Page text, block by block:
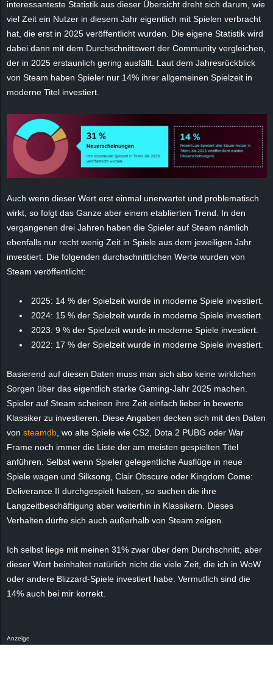
interessanteste Statistik aus dieser Übersicht dreht sich darum, wie
viel Zeit ein Nutzer in diesem Jahr eigentlich mit Spielen verbracht
hat, die erst in 2025 veröffentlicht wurden. Die eigene Statistik wird
dabei dann mit dem Durchschnittswert der Community vergleichen,
der in 2025 erstaunlich gering ausfällt. Laut dem Jahresrückblick
von Steam haben Spieler nur 14% ihrer allgemeinen Spielzeit in
moderne Titel investiert.
Auch wenn dieser Wert erst einmal unerwartet und problematisch
wirkt, so folgt das Ganze aber einem etablierten Trend. In den
vergangenen drei Jahren haben die Spieler auf Steam nämlich
ebenfalls nur recht wenig Zeit in Spiele aus dem jeweiligen Jahr
investiert. Die folgenden durchschnittlichen Werte wurden von
Steam veröffentlicht:
2025: 14 % der Spielzeit wurde in moderne Spiele investiert.
2024: 15 % der Spielzeit wurde in moderne Spiele investiert.
2023: 9 % der Spielzeit wurde in moderne Spiele investiert.
2022: 17 % der Spielzeit wurde in moderne Spiele investiert.
Basierend auf diesen Daten muss man sich also keine wirklichen
Sorgen über das eigentlich starke Gaming-Jahr 2025 machen.
Spieler auf Steam scheinen ihre Zeit einfach lieber in bewerte
Klassiker zu investieren. Diese Angaben decken sich mit den Daten
von steamdb , wo alte Spiele wie CS2, Dota 2 PUBG oder War
Frame noch immer die Liste der am meisten gespielten Titel
anführen. Selbst wenn Spieler gelegentliche Ausflüge in neue
Spiele wagen und Silksong, Clair Obscure oder Kingdom Come:
Deliverance II durchgespielt haben, so suchen die ihre
Langzeitbeschäftigung aber weiterhin in Klassikern. Dieses
Verhalten dürfte sich auch außerhalb von Steam zeigen.
Ich selbst liege mit meinen 31% zwar über dem Durchschnitt, aber
dieser Wert beinhaltet natürlich nicht die viele Zeit, die ich in WoW
oder andere Blizzard-Spiele investiert habe. Vermutlich sind die
14% auch bei mir korrekt.
Anzeige